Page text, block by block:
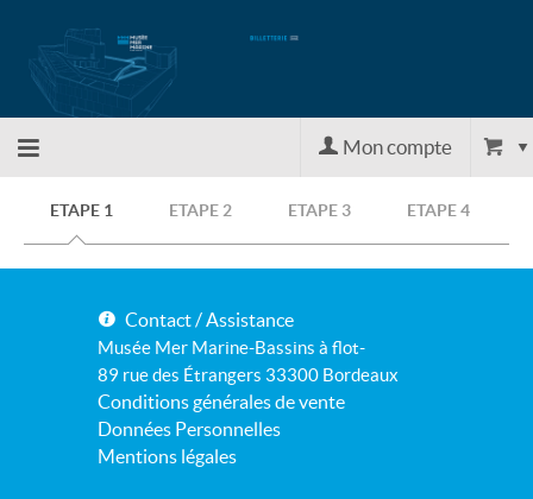
Retour
à
Mon compte
ETAPE 1 ETAPE 2 ETAPE 3 ETAPE 4
Contact / Assistance
Musée Mer Marine-Bassins à flot-
89 rue des Étrangers 33300 Bordeaux
Conditions générales de vente
Données Personnelles
Mentions légales